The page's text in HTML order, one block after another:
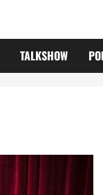
TALKSHOW